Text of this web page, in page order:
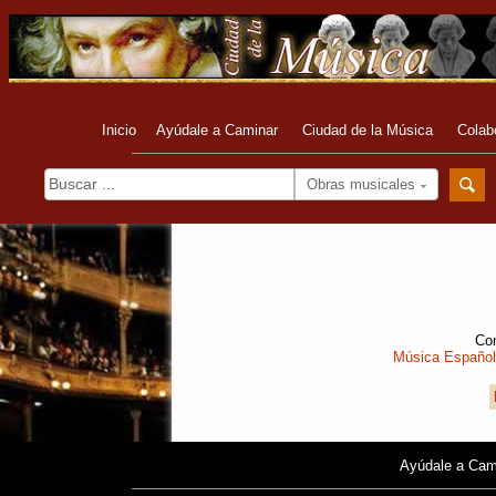
Inicio Ayúdale a Caminar Ciudad de la Música
Obras musicales
Música
Ayúdale a